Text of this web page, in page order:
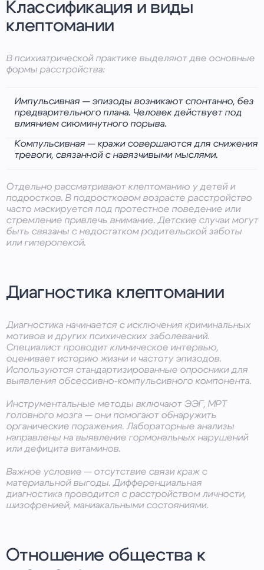
галоперидола), что сейчас редкость.
Классификация и виды
клептомании
В психиатрической практике выделяют две основные
формы расстройства:
Импульсивная — эпизоды возникают спонтанно, без
предварительного плана. Человек действует под
влиянием сиюминутного порыва.
Компульсивная — кражи совершаются для снижения
тревоги, связанной с навязчивыми мыслями.
Отдельно рассматривают клептоманию у детей и
подростков. В подростковом возрасте расстройство
часто маскируется под протестное поведение или
стремление привлечь внимание. Детские случаи могут
быть связаны с недостатком родительской заботы
или гиперопекой.
Диагностика клептомании
Диагностика начинается с исключения криминальных
мотивов и других психических заболеваний.
Специалист проводит клиническое интервью,
оценивает историю жизни и частоту эпизодов.
Используются стандартизированные опросники для
выявления обсессивно-компульсивного компонента.
Инструментальные методы включают ЭЭГ, МРТ
головного мозга — они помогают обнаружить
органические поражения. Лабораторные анализы
направлены на выявление гормональных нарушений
или дефицита витаминов.
Важное условие — отсутствие связи краж с
материальной выгоды. Дифференциальная
диагностика проводится с расстройством личности,
шизофренией, маниакальными состояниями.
Отношение общества к